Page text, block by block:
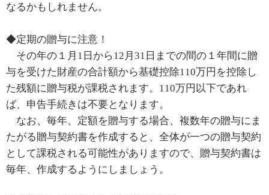
なるかもしれません。
◆定期の贈与に注意！
その年の１月1日から12月31日までの間の１年間に贈
与を受けた財産の合計額から基礎控除110万円を控除し
た残額に贈与税が課税されます。110万円以下であれ
ば、申告手続きは不要となります。
なお、毎年、定額を贈与する場合、複数年の贈与にま
たがる贈与契約書を作成すると、全体が一つの贈与契約
として課税される可能性がありますので、贈与契約書は
毎年、作成するようにしましょう。